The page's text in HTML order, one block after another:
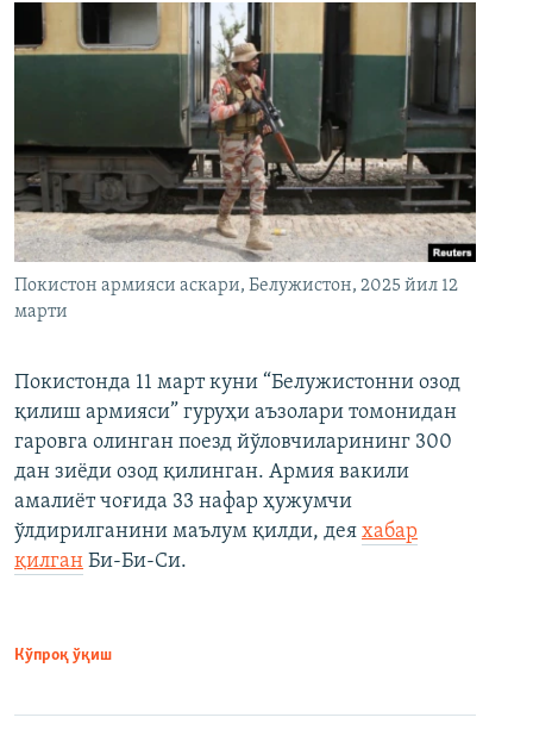
Покистон армияси аскари, Белужистон, 2025 йил 12
марти
Покистонда 11 март куни “Белужистонни озод
қилиш армияси” гуруҳи аъзолари томонидан
гаровга олинган поезд йўловчиларининг 300
дан зиёди озод қилинган. Армия вакили
амалиёт чоғида 33 нафар ҳужумчи
ўлдирилганини маълум қилди, дея хабар
қилган Би-Би-Си.
Кўпроқ ўқиш